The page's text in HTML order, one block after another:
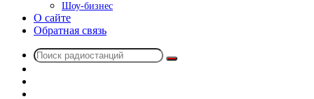
Шоу-бизнес
О сайте
Обратная связь
Поиск